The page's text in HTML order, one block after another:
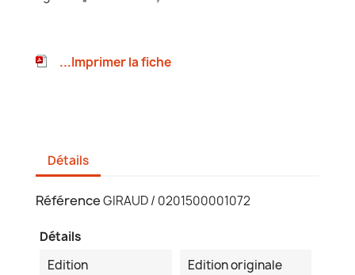
...Imprimer la fiche
Détails
RéférenceGIRAUD / 0201500001072
Détails
Edition
Edition originale